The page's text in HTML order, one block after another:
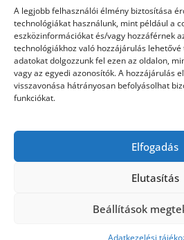
A legjobb felhasználói élmény biztosítása
technológiákat használunk, mint például a
eszközinformációkat és/vagy hozzáférnek
technológiákhoz való hozzájárulás
adatokat dolgozzunk fel ezen az oldalon,
vagy az egyedi azonosítók. A hozzájárulás
visszavonása hátrányosan befolyásolhat
funkciókat.
Elfogadás
Elutasítás
Beállítások
Adatkezelési
debrecen iroda bérlés egészségügyi piercing
tisztítása fejfájás festőszerszám
hűtőszekrény immunrendszer
cipő műanyag kosár műszempilla napelem
pajzsmirigy betegségek
yoda mester
beszerelés
WordPress